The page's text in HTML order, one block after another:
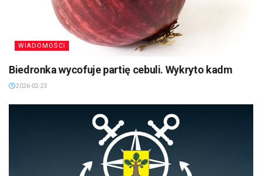
WIADOMOŚCI
Biedronka wycofuje partię cebuli. Wykryto kadm
2026-02-23